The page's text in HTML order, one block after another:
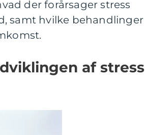
der forårsager stress
samt hvilke behandlinger
af stress